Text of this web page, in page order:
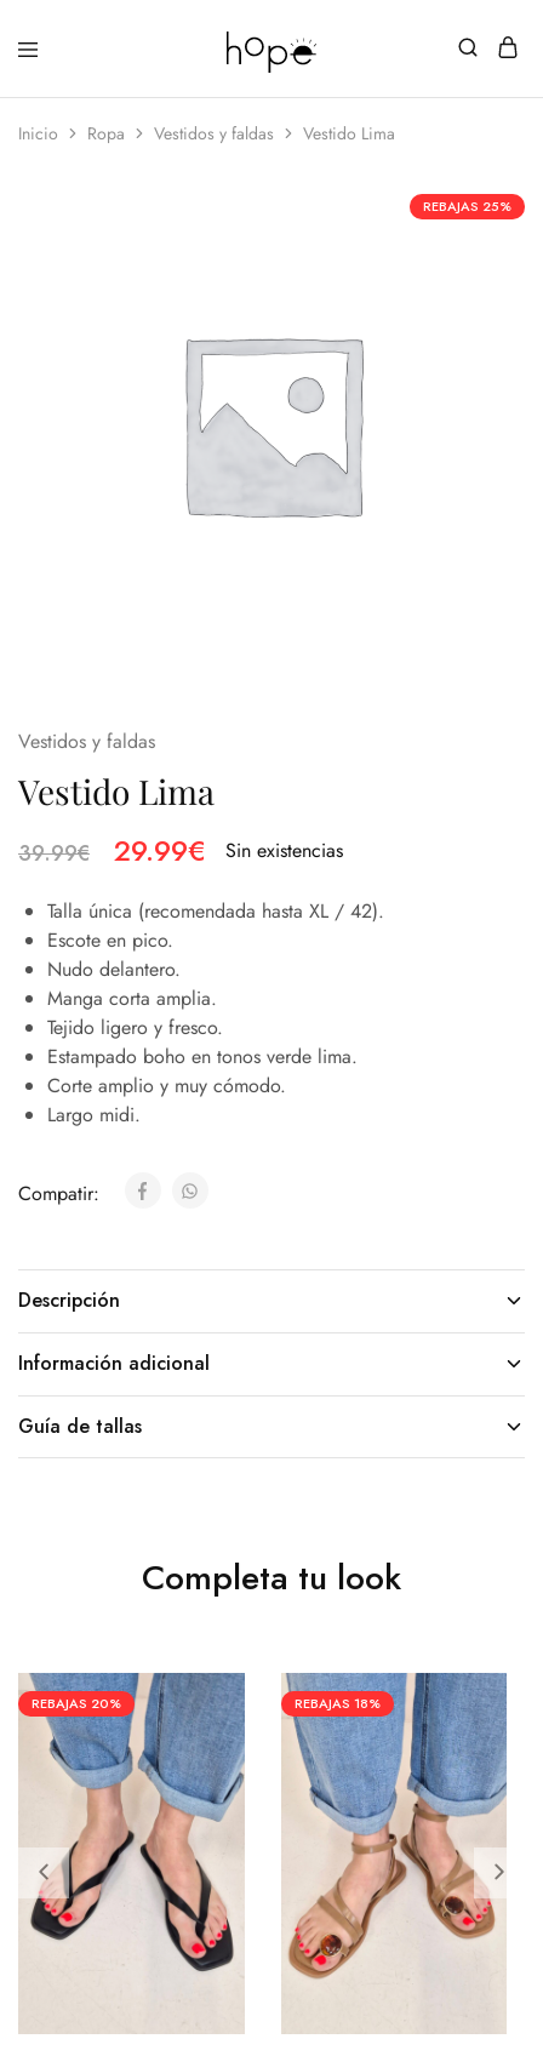
Inicio Ropa Vestidos y faldas Vestido Lima
REBAJAS 25%
Vestidos y faldas
Vestido Lima
39.99€ 29.99€ Sin existencias
Talla única (recomendada hasta XL / 42).
Escote en pico.
Nudo delantero.
Manga corta amplia.
Tejido ligero y fresco.
Estampado boho en tonos verde lima.
Corte amplio y muy cómodo.
Largo midi.
Compatir:
Descripción
Información adicional
Guía de tallas
Completa tu look
REBAJAS 20% REBAJAS 18%